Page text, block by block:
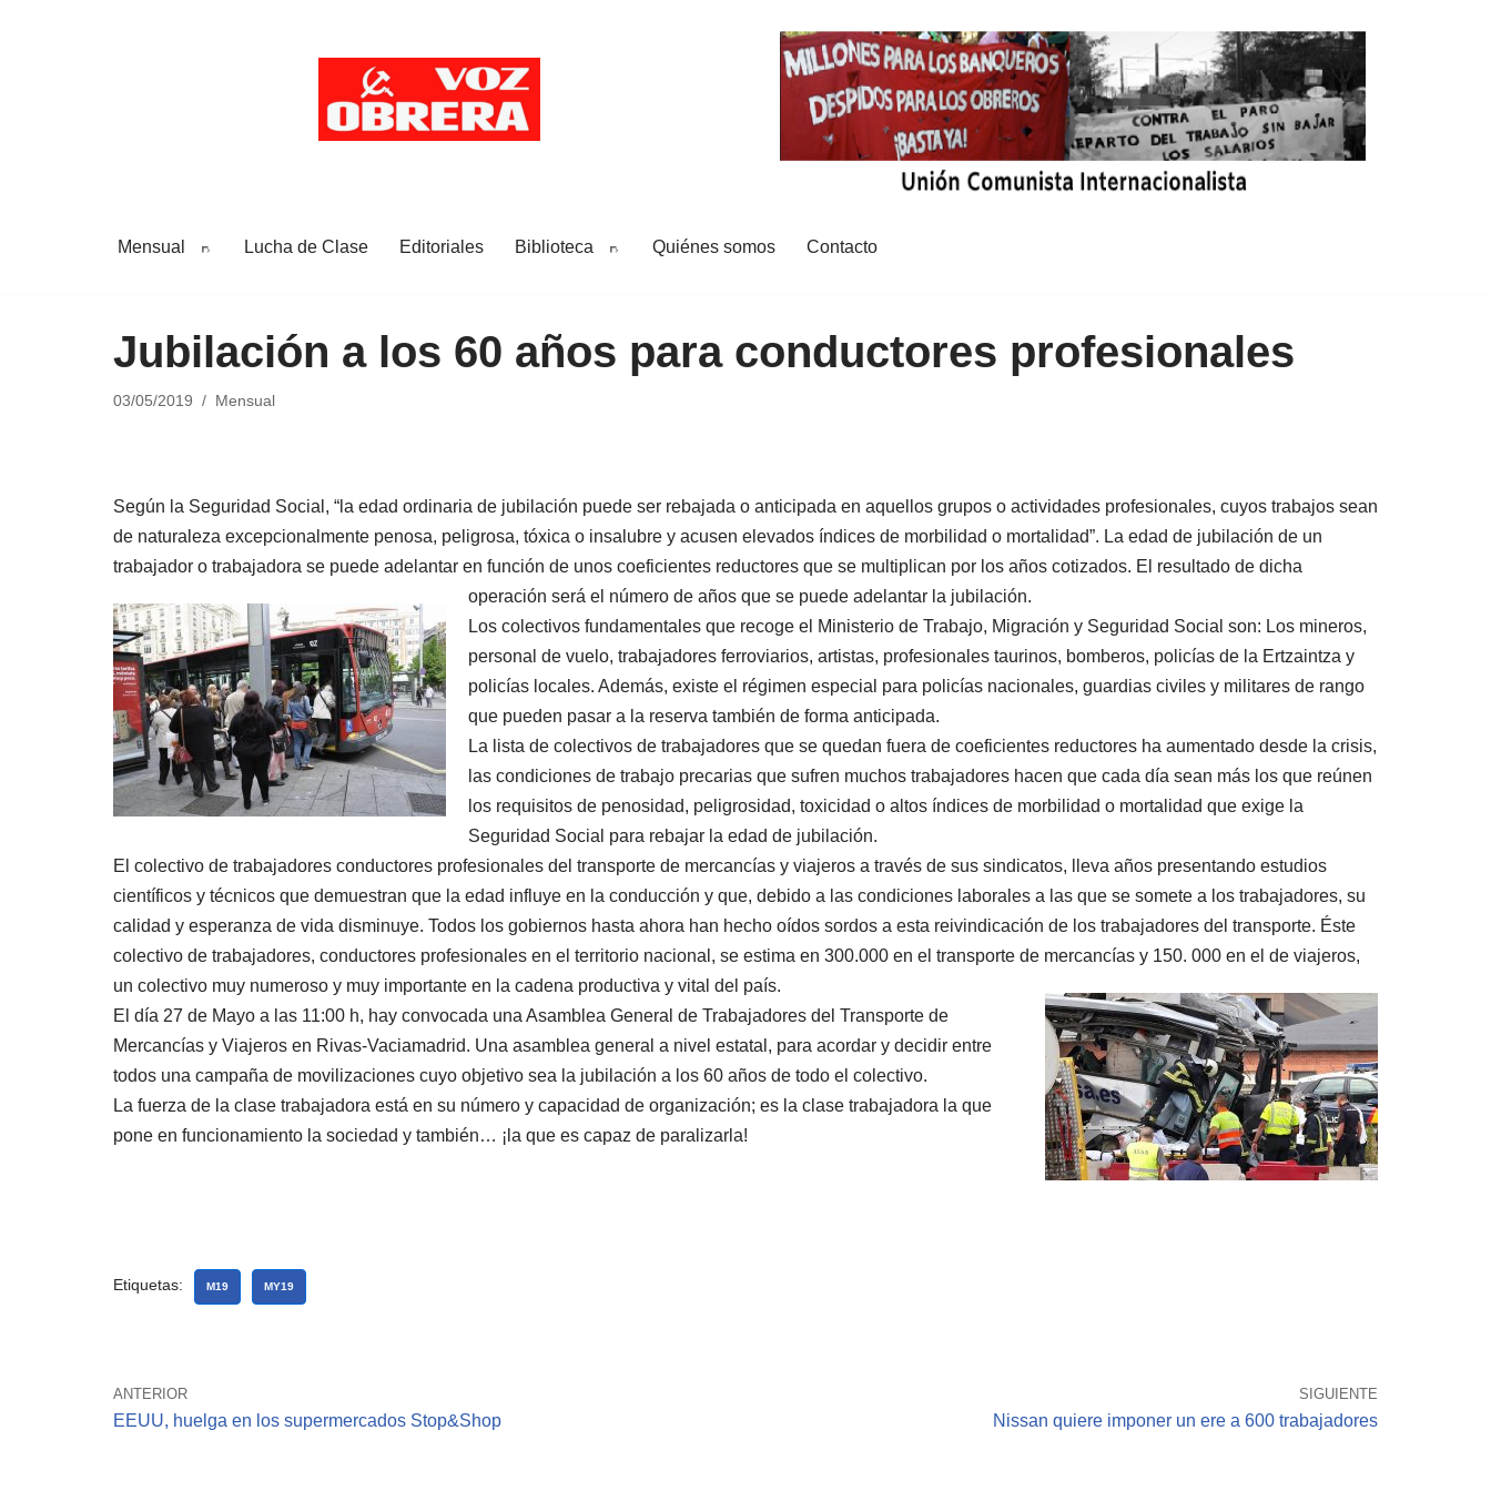
Mensual Lucha de Clase Editoriales Biblioteca Quiénes somos Contacto
Jubilación a los 60 años para conductores profesionales
03/05/2019 Mensual
Según la Seguridad Social, “la edad ordinaria de jubilación puede ser rebajada o anticipada en aquellos grupos o actividades profesionales, cuyos trabajos sean
de naturaleza excepcionalmente penosa, peligrosa, tóxica o insalubre y acusen elevados índices de morbilidad o mortalidad”. La edad de jubilación de un
trabajador o trabajadora se puede adelantar en función de unos coeficientes reductores que se multiplican por los años cotizados. El resultado de dicha
operación será el número de años que se puede adelantar la jubilación.
Los colectivos fundamentales que recoge el Ministerio de Trabajo, Migración y Seguridad Social son: Los mineros,
personal de vuelo, trabajadores ferroviarios, artistas, profesionales taurinos, bomberos, policías de la Ertzaintza y
policías locales. Además, existe el régimen especial para policías nacionales, guardias civiles y militares de rango
que pueden pasar a la reserva también de forma anticipada.
La lista de colectivos de trabajadores que se quedan fuera de coeficientes reductores ha aumentado desde la crisis,
las condiciones de trabajo precarias que sufren muchos trabajadores hacen que cada día sean más los que reúnen
los requisitos de penosidad, peligrosidad, toxicidad o altos índices de morbilidad o mortalidad que exige la
Seguridad Social para rebajar la edad de jubilación.
El colectivo de trabajadores conductores profesionales del transporte de mercancías y viajeros a través de sus sindicatos, lleva años presentando estudios
científicos y técnicos que demuestran que la edad influye en la conducción y que, debido a las condiciones laborales a las que se somete a los trabajadores, su
calidad y esperanza de vida disminuye. Todos los gobiernos hasta ahora han hecho oídos sordos a esta reivindicación de los trabajadores del transporte. Éste
colectivo de trabajadores, conductores profesionales en el territorio nacional, se estima en 300.000 en el transporte de mercancías y 150. 000 en el de viajeros,
un colectivo muy numeroso y muy importante en la cadena productiva y vital del país.
El día 27 de Mayo a las 11:00 h, hay convocada una Asamblea General de Trabajadores del Transporte de
Mercancías y Viajeros en Rivas-Vaciamadrid. Una asamblea general a nivel estatal, para acordar y decidir entre
todos una campaña de movilizaciones cuyo objetivo sea la jubilación a los 60 años de todo el colectivo.
La fuerza de la clase trabajadora está en su número y capacidad de organización; es la clase trabajadora la que
pone en funcionamiento la sociedad y también… ¡la que es capaz de paralizarla!
Etiquetas: M19 MY19
ANTERIOR
EEUU, huelga en los supermercados Stop&Shop
SIGUIENTE
Nissan quiere imponer un ere a 600 trabajadores